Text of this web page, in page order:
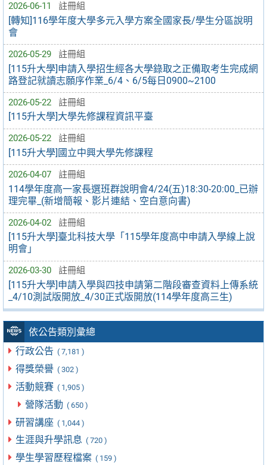
2026-06-11 註冊組
[轉知]116學年度大學多元入學方案全國家長/學生分區說明
會
2026-05-29 註冊組
[115升大學]申請入學招生經各大學錄取之正備取考生完成網
路登記就讀志願序作業_6/4、6/5每日0900~2100
2026-05-22 註冊組
[115升大學]大學先修課程資訊平臺
2026-05-22 註冊組
[115升大學]國立中興大學先修課程
2026-04-07 註冊組
114學年度高一家長選班群說明會4/24(五)18:30-20:00_已辦
理完畢_(新增簡報、影片連結、空白意向書)
2026-04-02 註冊組
[115升大學]臺北科技大學「115學年度高中申請入學線上說
明會」
2026-03-30 註冊組
[115升大學]申請入學與四技申請第二階段審查資料上傳系統
_4/10測試版開放_4/30正式版開放(114學年度高三生)
依公告類別彙總
行政公告 ( 7,181 )
得獎榮譽 ( 302 )
活動競賽 ( 1,905 )
營隊活動 ( 650 )
研習講座 ( 1,044 )
生涯與升學訊息 ( 720 )
學生學習歷程檔案 ( 159 )